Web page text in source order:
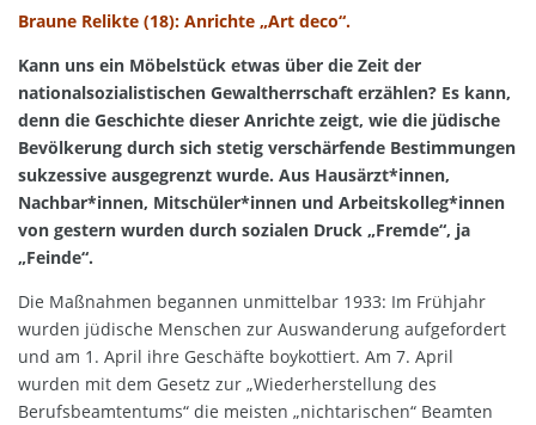
Braune Relikte (18): Anrichte „Art deco“.
Kann uns ein Möbelstück etwas über die Zeit der
nationalsozialistischen Gewaltherrschaft erzählen? Es kann,
denn die Geschichte dieser Anrichte zeigt, wie die jüdische
Bevölkerung durch sich stetig verschärfende Bestimmungen
sukzessive ausgegrenzt wurde. Aus Hausärzt*innen,
Nachbar*innen, Mitschüler*innen und Arbeitskolleg*innen
von gestern wurden durch sozialen Druck „Fremde“, ja
„Feinde“.
Die Maßnahmen begannen unmittelbar 1933: Im Frühjahr
wurden jüdische Menschen zur Auswanderung aufgefordert
und am 1. April ihre Geschäfte boykottiert. Am 7. April
wurden mit dem Gesetz zur „Wiederherstellung des
Berufsbeamtentums“ die meisten „nichtarischen“ Beamten